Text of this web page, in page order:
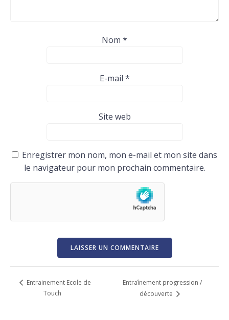
Nom *
E-mail *
Site web
Enregistrer mon nom, mon e-mail et mon site dans
le navigateur pour mon prochain commentaire.
Entrainement Ecole de
Touch
Entraînement progression /
découverte